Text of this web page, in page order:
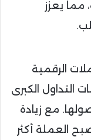
مما يعزز
الرقمية
التداول الكبرى
مع زيادة
العملة أكثر